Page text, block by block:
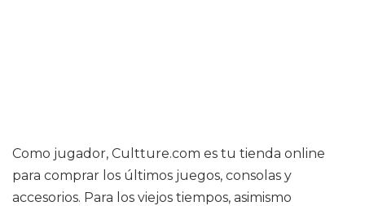
Como jugador, Cultture.com es tu tienda online
para comprar los últimos juegos, consolas y
accesorios. Para los viejos tiempos, asimismo